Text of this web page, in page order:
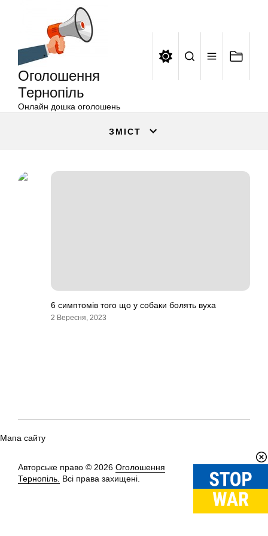
Оголошення
Тернопіль
Онлайн дошка оголошень
ЗМІСТ
6 симптомів того що у собаки болять вуха
2 Вересня, 2023
Мапа сайту
Авторське право © 2026 Оголошення
Тернопіль. Всі права захищені.
Вгору↑